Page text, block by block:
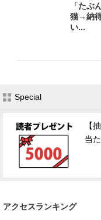
「たぶ
猫→納
い...
Special
【
当
アクセスランキング